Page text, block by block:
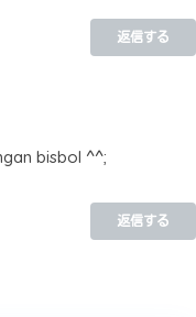
返信する
bisbol ^^;
返信する